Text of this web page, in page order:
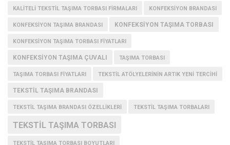
KALITELI TEKSTIL TAŞIMA TORBASI FIRMALARI KONFEKSIYON BRANDASI
KONFEKSIYON TAŞIMA BRANDASI KONFEKSIYON TAŞIMA TORBASI
KONFEKSIYON TAŞIMA TORBASI FIYATLARI
KONFEKSIYON TAŞIMA ÇUVALI TAŞIMA TORBASI
TAŞIMA TORBASI FIYATLARI TEKSTIL ATÖLYELERININ ARTIK YENI TERCIHI
TEKSTIL TAŞIMA BRANDASI
TEKSTIL TAŞIMA BRANDASI ÖZELLIKLERI TEKSTIL TAŞIMA TORBALARI
TEKSTIL TAŞIMA TORBASI
TEKSTIL TAŞIMA TORBASI BOYUTLARI